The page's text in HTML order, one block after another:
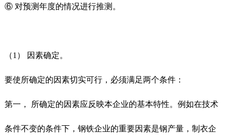
⑥ 对预测年度的情况进行推测。
（1） 因素确定。
要使所确定的因素切实可行，必须满足两个条件：
第一， 所确定的因素应反映本企业的基本特性。例如在技术
条件不变的条件下，钢铁企业的重要因素是钢产量，制衣企